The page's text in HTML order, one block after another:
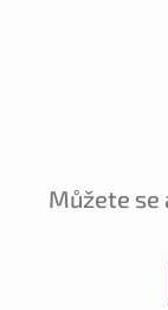
Můžete se